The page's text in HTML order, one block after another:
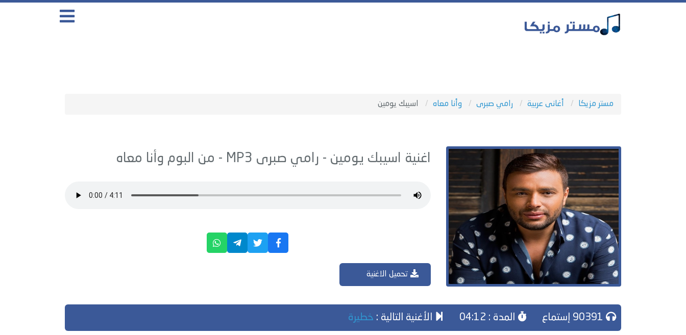
مستر مزيكا أغانى عربية رامي صبرى وأنا معاه اسيبك يومين
اغنية اسيبك يومين - رامي صبرى وأنا معاه
تحميل الاغنية
المدة : 04:12 الأغنية التالية : خطيرة